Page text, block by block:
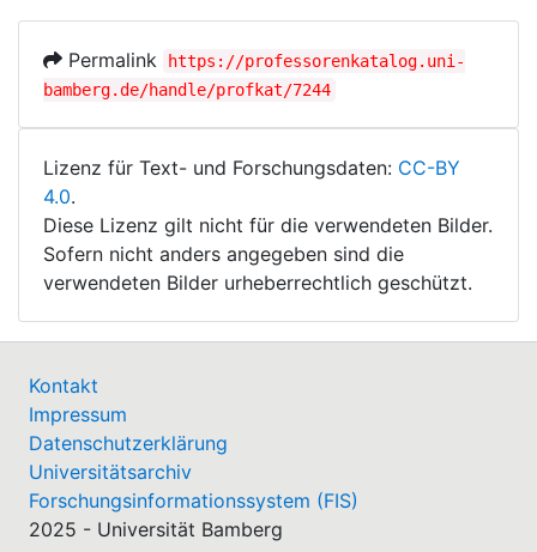
Permalink
https://professorenkatalog.uni-
bamberg.de/handle/profkat/7244
Lizenz für Text- und Forschungsdaten: CC-BY
4.0.
Diese Lizenz gilt nicht für die verwendeten Bilder.
Sofern nicht anders angegeben sind die
verwendeten Bilder urheberrechtlich geschützt.
Kontakt
Impressum
Datenschutzerklärung
Universitätsarchiv
Forschungsinformationssystem (FIS)
2025 - Universität Bamberg